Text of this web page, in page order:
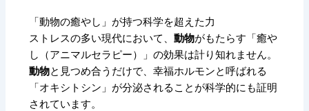
「動物の癒やし」が持つ科学を超えた力
ストレスの多い現代において、動物がもたらす「癒や
し（アニマルセラピー）」の効果は計り知れません。
動物と見つめ合うだけで、幸福ホルモンと呼ばれる
「オキシトシン」が分泌されることが科学的にも証明
されています。